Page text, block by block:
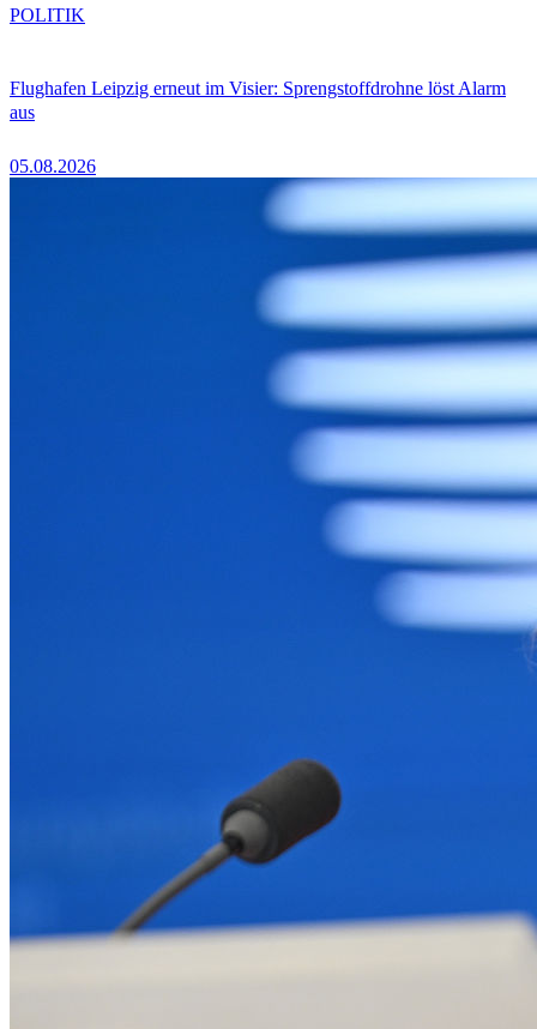
Flughafen Leipzig erneut im Visier: Sprengstoffdrohne löst Alarm
aus
05.08.2026
POLITIK